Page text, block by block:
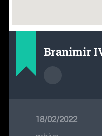
Branimir
18/02/2022